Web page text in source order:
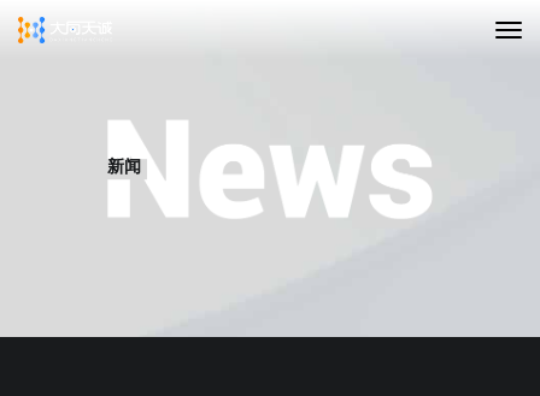
新闻